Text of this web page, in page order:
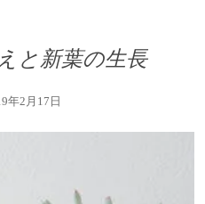
と新葉の生長
年2月17日